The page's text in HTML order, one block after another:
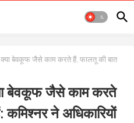
बेवकूफ जैसे काम करते हैं, फालतू की बात
बेवकूफ जैसे काम करते
ने अधिकारियों